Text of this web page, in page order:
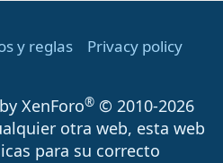
y reglas
Privacy policy
XenForo® © 2010-2026
otra web, esta web
para su correcto